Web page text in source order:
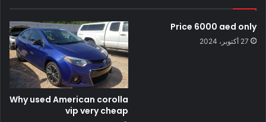
Price 6000 aed only
27 أكتوبر، 2024
Why used American corolla
vip very cheap